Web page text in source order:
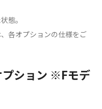
態。
各オプションの仕様をご
プション ※Fモデ